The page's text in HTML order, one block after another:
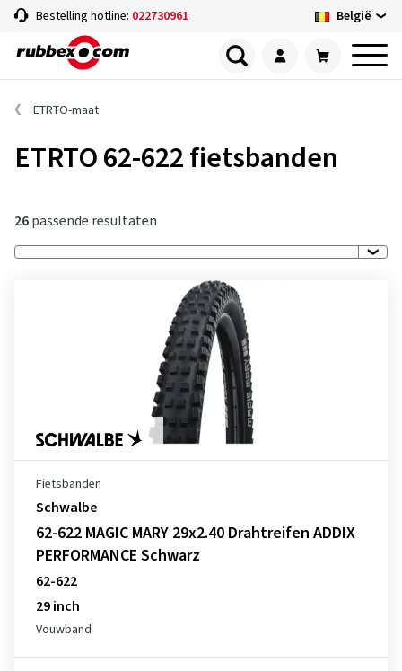
Bestelling hotline: 022730961 België
ETRTO-maat
ETRTO 62-622 fietsbanden
26passende resultaten
Fietsbanden
Schwalbe
62-622 MAGIC MARY 29x2.40 Drahtreifen ADDIX
PERFORMANCE Schwarz
62-622
29 inch
Vouwband